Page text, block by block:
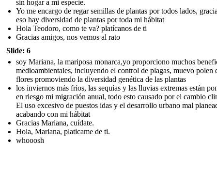
sin hogar a mi especie.
Yo me encargo de regar semillas de plantas por todos lados,
eso hay diversidad de plantas por toda mi hábitat
Hola Teodoro, como te va? platícanos de ti
Gracias amigos, nos vemos al rato
Slide: 6
soy Mariana, la mariposa monarca,yo proporciono muchos
medioambientales, incluyendo el control de plagas, muevo polen
flores promoviendo la diversidad genética de las plantas
los inviernos más fríos, las sequías y las lluvias extremas están
en riesgo mi migración anual, todo esto causado por el cambio
El uso excesivo de puestos idas y el desarrollo urbano mal
acabando con mi hábitat
Gracias Mariana, cuídate.
Hola, Mariana, platicame de ti.
whooosh